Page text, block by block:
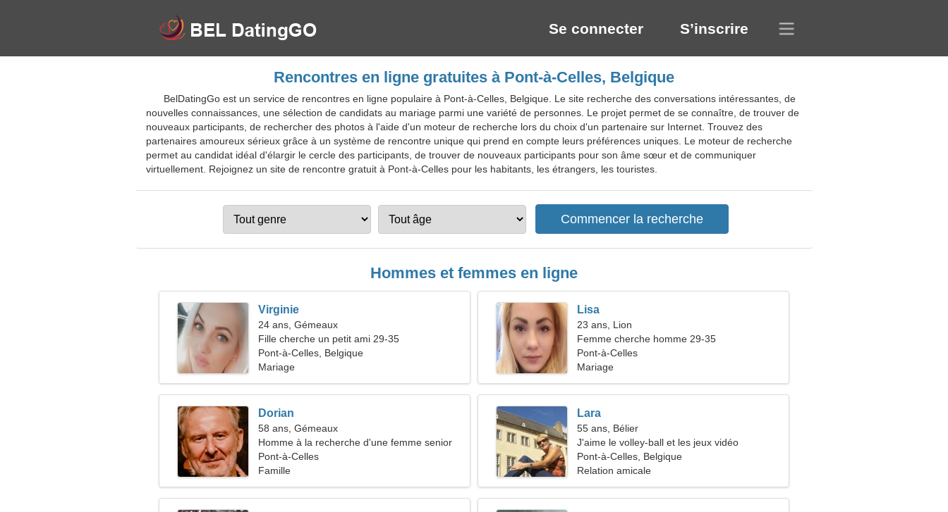
Se connecter S’inscrire
Rencontres en ligne gratuites à Pont-à-Celles, Belgique
BelDatingGo est un service de rencontres en ligne populaire à Pont-à-Celles, Belgique. Le site recherche des conversations intéressantes, de
nouvelles connaissances, une sélection de candidats au mariage parmi une variété de personnes. Le projet permet de se connaître, de trouver de
nouveaux participants, de rechercher des photos à l'aide d'un moteur de recherche lors du choix d'un partenaire sur Internet. Trouvez des
partenaires amoureux sérieux grâce à un système de rencontre unique qui prend en compte leurs préférences uniques. Le moteur de recherche
permet au candidat idéal d'élargir le cercle des participants, de trouver de nouveaux participants pour son âme sœur et de communiquer
virtuellement. Rejoignez un site de rencontre gratuit à Pont-à-Celles pour les habitants, les étrangers, les touristes.
Hommes et femmes en ligne
Virginie
24 ans, Gémeaux
Fille cherche un petit ami 29-35
Pont-à-Celles, Belgique
Mariage
Lisa
23 ans, Lion
Femme cherche homme 29-35
Pont-à-Celles
Mariage
Dorian
58 ans, Gémeaux
Homme à la recherche d'une femme senior
46-56
Pont-à-Celles
Famille
Lara
55 ans, Bélier
J'aime le volley-ball et les jeux vidéo
Pont-à-Celles, Belgique
Relation amicale